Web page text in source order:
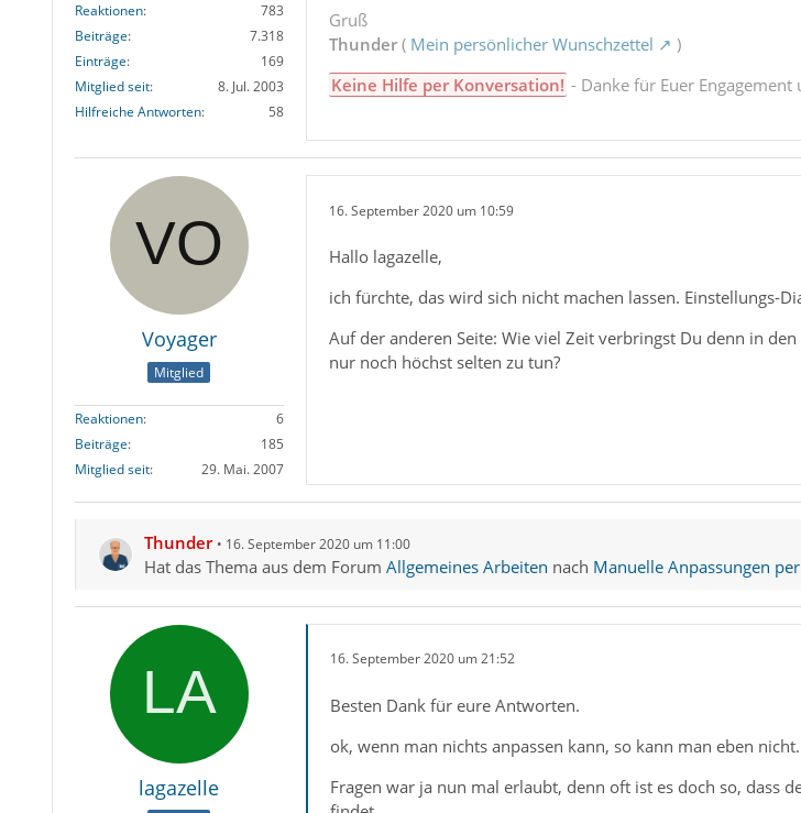
Reaktionen
783
Beiträge
7.318
Einträge
169
Mitglied seit
8. Jul. 2003
Hilfreiche Antworten
58
Gruß
Thunder( Mein persönlicher Wunschzettel
)
Keine Hilfe per Konversation! - Danke für Euer Engagement
Voyager
Mitglied
Reaktionen
6
Beiträge
185
Mitglied seit
29. Mai. 2007
16. September 2020 um 10:59
Hallo lagazelle,
ich fürchte, das wird sich nicht machen lassen. Einstellungs-
Auf der anderen Seite: Wie viel Zeit verbringst Du denn in
nur noch höchst selten zu tun?
Thunder 16. September 2020 um 11:00
Hat das Thema aus dem Forum Allgemeines Arbeiten nach Manuelle Anpassungen
lagazelle
16. September 2020 um 21:52
Besten Dank für eure Antworten.
ok, wenn man nichts anpassen kann, so kann man eben
Fragen war ja nun mal erlaubt, denn oft ist es doch so, dass